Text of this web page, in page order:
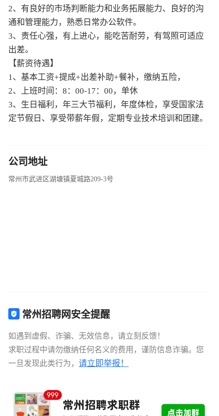
2、有良好的市场判断能力和业务拓展能力、良好的沟
通和管理能力，熟悉日常办公软件。
3、责任心强，有上进心，能吃苦耐劳，有驾照可适应
出差。
【薪资待遇】
1、基本工资+提成+出差补助+餐补，缴纳五险，
2、上班时间：8：00-17：00，单休
3、生日福利，年三大节福利，年度体检，享受国家法
定节假日、享受带薪年假，定期专业技术培训和团建。
公司地址
常州市武进区湖塘镇夏城路209-3号
常州招聘网安全提醒
如遇到虚假、诈骗、无效信息，请立刻反馈！
求职过程中请勿缴纳任何名义的费用，谨防信息诈骗。您
一旦发现此类行为， 请立即举报！